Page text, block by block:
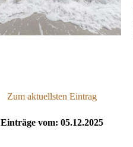
Zum aktuellsten Eintrag
Einträge vom: 05.12.2025